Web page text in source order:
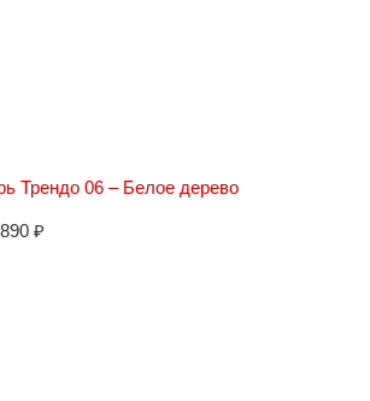
Трендо 06 – Белое дерево
₽